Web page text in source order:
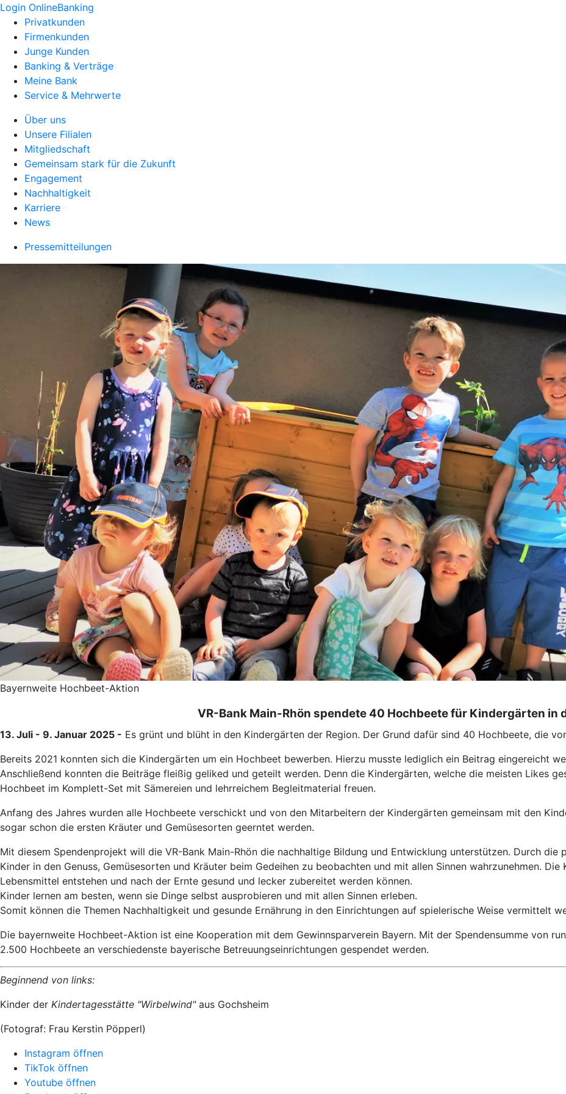
Login OnlineBanking
Privatkunden
Firmenkunden
Junge Kunden
Banking & Verträge
Meine Bank
Service & Mehrwerte
Über uns
Unsere Filialen
Mitgliedschaft
Gemeinsam stark für die Zukunft
Engagement
Nachhaltigkeit
Karriere
News
Pressemitteilungen
Bayernweite Hochbeet-Aktion
VR-Bank Main-Rhön spendete 40 Hochbeete für Kindergärten in
13. Juli - 9. Januar 2025 - Es grünt und blüht in den Kindergärten der Region. Der Grund dafür sind 40 Hochbeete, die
Bereits 2021 konnten sich die Kindergärten um ein Hochbeet bewerben. Hierzu musste lediglich ein Beitrag eingereicht
Anschließend konnten die Beiträge fleißig geliked und geteilt werden. Denn die Kindergärten, welche die meisten Likes
Hochbeet im Komplett-Set mit Sämereien und lehrreichem Begleitmaterial freuen.
Anfang des Jahres wurden alle Hochbeete verschickt und von den Mitarbeitern der Kindergärten gemeinsam mit den
sogar schon die ersten Kräuter und Gemüsesorten geerntet werden.
Mit diesem Spendenprojekt will die VR-Bank Main-Rhön die nachhaltige Bildung und Entwicklung unterstützen. Durch
Kinder in den Genuss, Gemüsesorten und Kräuter beim Gedeihen zu beobachten und mit allen Sinnen wahrzunehmen.
Lebensmittel entstehen und nach der Ernte gesund und lecker zubereitet werden können.
Kinder lernen am besten, wenn sie Dinge selbst ausprobieren und mit allen Sinnen erleben.
Somit können die Themen Nachhaltigkeit und gesunde Ernährung in den Einrichtungen auf spielerische Weise vermittelt
Die bayernweite Hochbeet-Aktion ist eine Kooperation mit dem Gewinnsparverein Bayern. Mit der Spendensumme von
2.500 Hochbeete an verschiedenste bayerische Betreuungseinrichtungen gespendet werden.
Beginnend von links:
Kinder der Kindertagesstätte "Wirbelwind" aus Gochsheim
(Fotograf: Frau Kerstin Pöpperl)
Instagram öffnen
TikTok öffnen
Youtube öffnen